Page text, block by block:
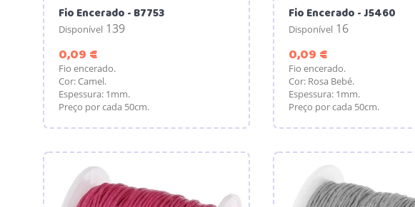
Fio Encerado - B7753
Disponível 139
0,09 €
Fio encerado.
Cor: Camel.
Espessura: 1mm.
Preço por cada 50cm.
Fio Encerado - J5460
Disponível 16
0,09 €Preço
Fio encerado.
Cor: Rosa Bebé.
Espessura: 1mm.
Preço por cada 50cm.